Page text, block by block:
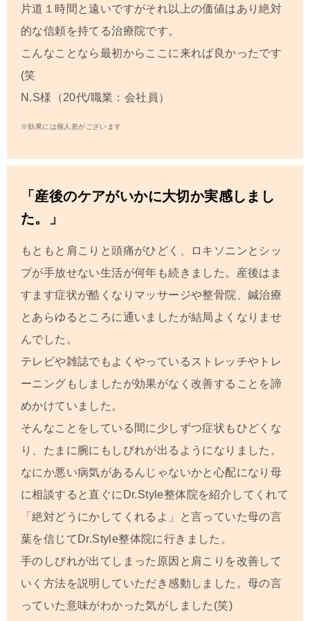
片道１時間と遠いですがそれ以上の価値はあり絶対
的な信頼を持てる治療院です。
こんなことなら最初からここに来れば良かったです
(笑
N.S様（20代/職業：会社員）
※効果には個人差がございます
「産後のケアがいかに大切か実感しまし
た。」
もともと肩こりと頭痛がひどく、ロキソニンとシッ
プが手放せない生活が何年も続きました。産後はま
すます症状が酷くなりマッサージや整骨院、鍼治療
とあらゆるところに通いましたが結局よくなりませ
んでした。
テレビや雑誌でもよくやっているストレッチやトレ
ーニングもしましたが効果がなく改善することを諦
めかけていました。
そんなことをしている間に少しずつ症状もひどくな
り、たまに腕にもしびれが出るようになりました。
なにか悪い病気があるんじゃないかと心配になり母
に相談すると直ぐにDr.Style整体院を紹介してくれて
「絶対どうにかしてくれるよ」と言っていた母の言
葉を信じてDr.Style整体院に行きました。
手のしびれが出てしまった原因と肩こりを改善して
いく方法を説明していただき感動しました。母の言
っていた意味がわかった気がしました(笑)